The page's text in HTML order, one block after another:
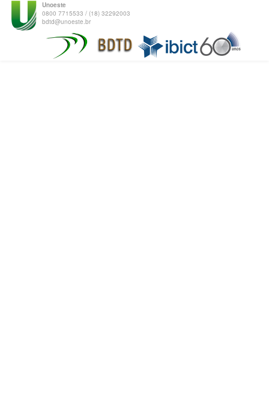
Unoeste
0800 7715533 / (18) 32292003
bdtd@unoeste.br